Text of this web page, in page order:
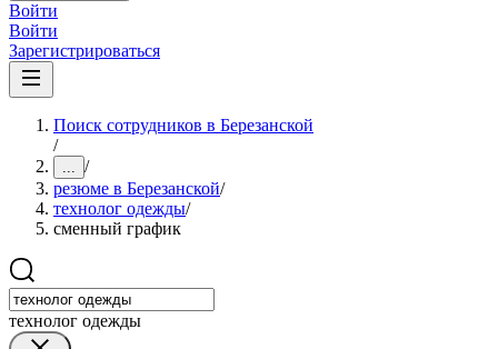
Войти
Войти
Зарегистрироваться
Поиск сотрудников в Березанской
/
... /
резюме в Березанской/
технолог одежды/
сменный график
технолог одежды